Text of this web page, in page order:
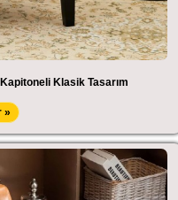
Klasik Tasarım
»